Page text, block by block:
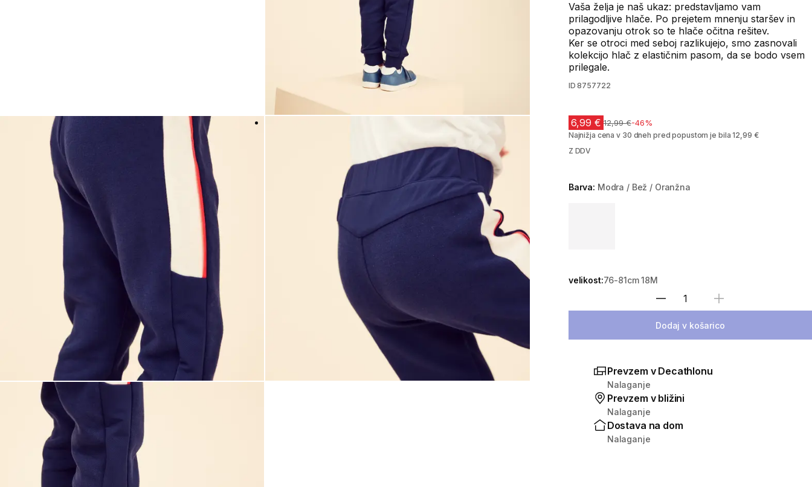
Vaša želja je naš ukaz: predstavljamo vam
prilagodljive hlače. Po prejetem mnenju staršev in
opazovanju otrok so te hlače očitna rešitev.
Ker se otroci med seboj razlikujejo, smo zasnovali
kolekcijo hlač z elastičnim pasom, da se bodo vsem
prilegale.
ID 8757722
6,99 € Cena pred znižanjem
12,99 €-46%
Najnižja cena v 30 dneh pred popustom je bila 12,99 €
Z DDV
Barva: Modra / Bež / Oranžna
velikost:76-81cm 18M
Izberite količino
Dodaj v košarico
Prevzem v Decathlonu
Nalaganje
Prevzem v bližini
Nalaganje
Dostava na dom
Nalaganje